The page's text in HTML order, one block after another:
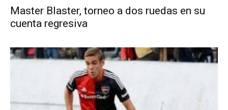
Master Blaster, torneo a dos ruedas en su
cuenta regresiva